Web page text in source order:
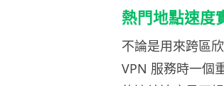
熱門地點速度
不論是用來跨區
VPN 服務時一個